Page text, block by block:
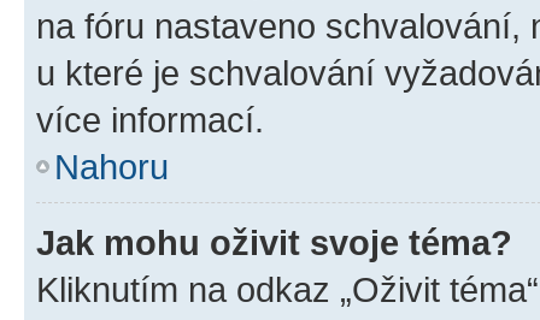
na fóru nastaveno schvalování,
u které je schvalování
více informací.
Nahoru
Jak mohu oživit svoje téma?
Kliknutím na odkaz „Oživit